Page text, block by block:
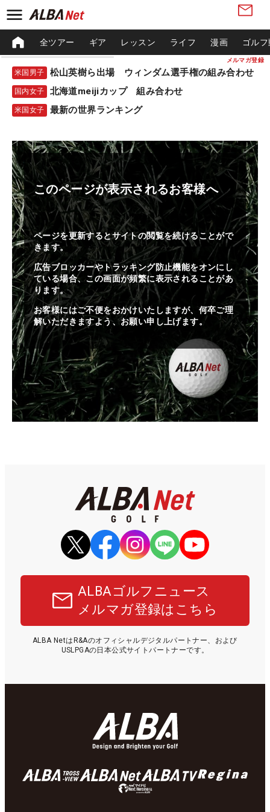
メルマガ登録
全ツアー ギア レッスン ライフ 漫画 ゴル
米国男子 松山英樹ら出場 ウィンダム選手権の組み合わせ
国内女子 北海道meijiカップ 組み合わせ
米国女子 最新の世界ランキング
このページが表示されるお客様へ
ページを更新するとサイトの閲覧を続けることがで
きます。
広告ブロッカーやトラッキング防止機能をオンにし
ている場合、この画面が頻繁に表示されることがあ
ります。
お客様にはご不便をおかけいたしますが、何卒ご理
解いただきますよう、お願い申し上げます。
ALBAゴルフニュース
メルマガ登録はこちら
ALBA NetはR&Aのオフィシャルデジタルパートナー、および
USLPGAの日本公式サイトパートナーです。